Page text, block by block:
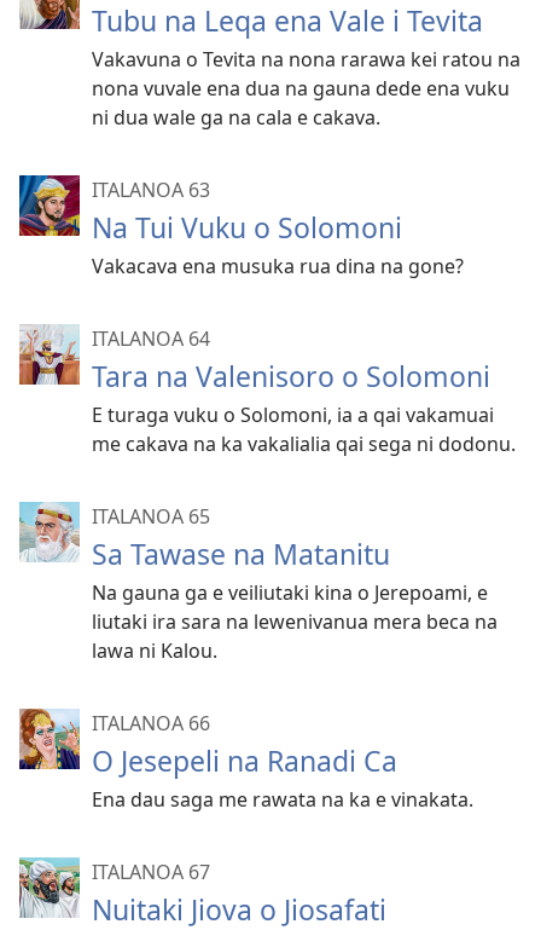
Tubu na Leqa ena Vale i Tevita
Vakavuna o Tevita na nona rarawa kei ratou na
nona vuvale ena dua na gauna dede ena vuku
ni dua wale ga na cala e cakava.
ITALANOA 63
Na Tui Vuku o Solomoni
Vakacava ena musuka rua dina na gone?
ITALANOA 64
Tara na Valenisoro o Solomoni
E turaga vuku o Solomoni, ia a qai vakamuai
me cakava na ka vakalialia qai sega ni dodonu.
ITALANOA 65
Sa Tawase na Matanitu
Na gauna ga e veiliutaki kina o Jerepoami, e
liutaki ira sara na lewenivanua mera beca na
lawa ni Kalou.
ITALANOA 66
O Jesepeli na Ranadi Ca
Ena dau saga me rawata na ka e vinakata.
ITALANOA 67
Nuitaki Jiova o Jiosafati